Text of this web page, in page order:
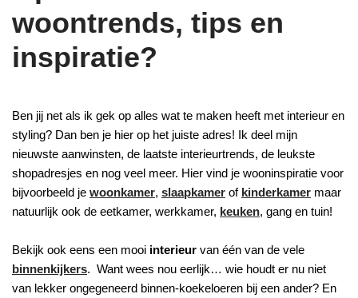
woontrends, tips en
inspiratie?
Ben jij net als ik gek op alles wat te maken heeft met interieur en
styling? Dan ben je hier op het juiste adres! Ik deel mijn
nieuwste aanwinsten, de laatste interieurtrends, de leukste
shopadresjes en nog veel meer. Hier vind je wooninspiratie voor
bijvoorbeeld je woonkamer, slaapkamer of kinderkamer maar
natuurlijk ook de eetkamer, werkkamer, keuken, gang en tuin!
Bekijk ook eens een mooi interieur van één van de vele
binnenkijkers. Want wees nou eerlijk… wie houdt er nu niet
van lekker ongegeneerd binnen-koekeloeren bij een ander? En